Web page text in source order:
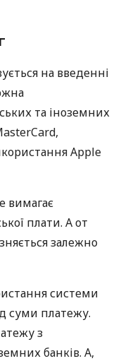
на введенні
та іноземних
Apple
вимагає
плати. А от
залежно
системи
суми платежу.
з
банків. А,